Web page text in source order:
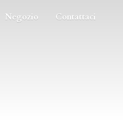
Negozio Contattaci